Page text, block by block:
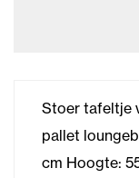
Stoer tafeltje
pallet
cm Hoogte: